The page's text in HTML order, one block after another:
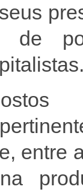
de
entre